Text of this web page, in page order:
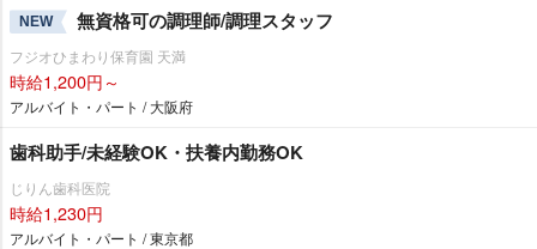
NEW 無資格可の調理師/調理スタッフ
フジオひまわり保育園 天満
時給1,200円～
アルバイト・パート / 大阪府
歯科助手/未経験OK・扶養内勤務OK
じりん歯科医院
時給1,230円
アルバイト・パート / 東京都